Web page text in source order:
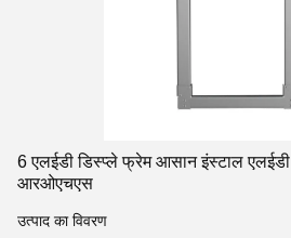
6 एलईडी डिस्प्ले फ्रेम आसान इंस्टाल एलईडी
आरओएचएस
उत्पाद का विवरण